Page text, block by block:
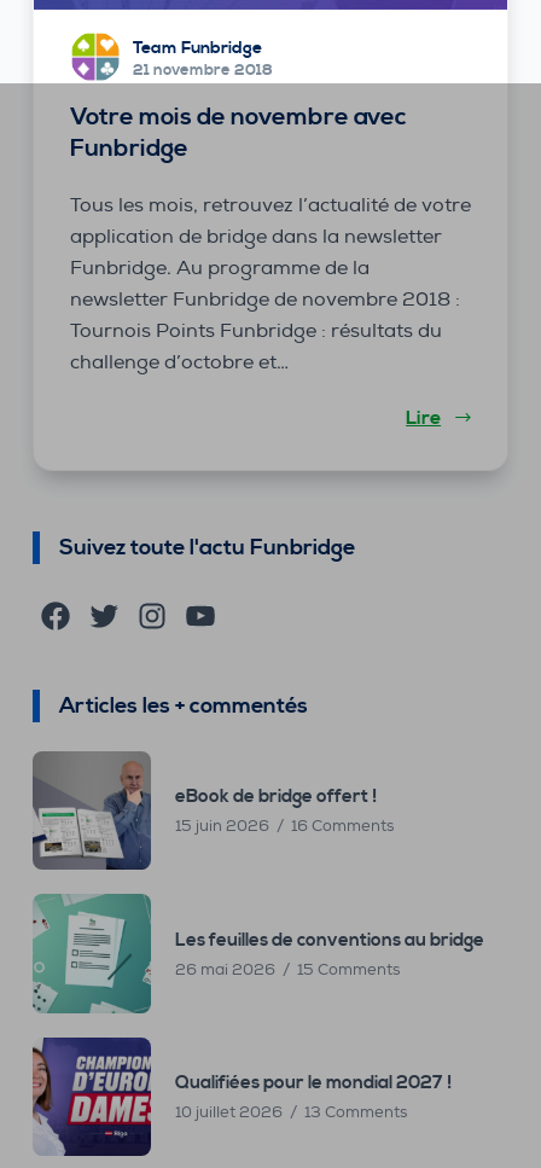
Team Funbridge
21 novembre 2018
Votre mois de novembre avec
Funbridge
Tous les mois, retrouvez l’actualité de votre
application de bridge dans la newsletter
Funbridge. Au programme de la
newsletter Funbridge de novembre 2018 :
Tournois Points Funbridge : résultats du
challenge d’octobre et…
Lire
Suivez toute l'actu Funbridge
FacebookTwitterInstagramYouTube
Articles les + commentés
eBook de bridge offert !
15 juin 2026 16 Comments
Les feuilles de conventions au bridge
26 mai 2026 15 Comments
Qualifiées pour le mondial 2027 !
10 juillet 2026 13 Comments